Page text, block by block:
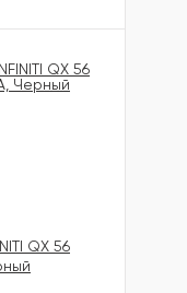
QX 56